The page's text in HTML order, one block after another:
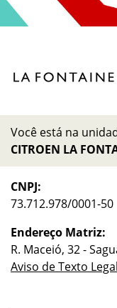
Você está na
CITROEN LA
CNPJ:
73.712.978/0001-50
Endereço Matriz:
R. Maceió, 32 -
Aviso de Texto Legal